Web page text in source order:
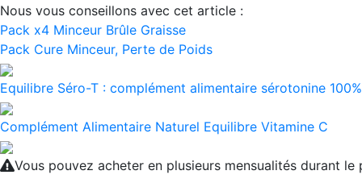
Nous vous conseillons avec cet article :
Pack x4 Minceur Brûle Graisse
Pack Cure Minceur, Perte de Poids
Equilibre Séro-T : complément alimentaire sérotonine
Complément Alimentaire Naturel Equilibre Vitamine C
Vous pouvez acheter en plusieurs mensualités durant le